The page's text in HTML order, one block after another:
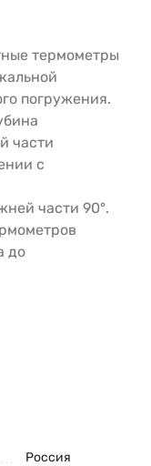
термометры
погружения.
части
с
части 90°.
до
Россия